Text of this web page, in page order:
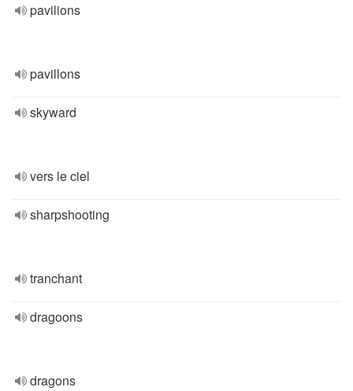
pavilions
pavillons
skyward
vers le ciel
sharpshooting
tranchant
dragoons
dragons